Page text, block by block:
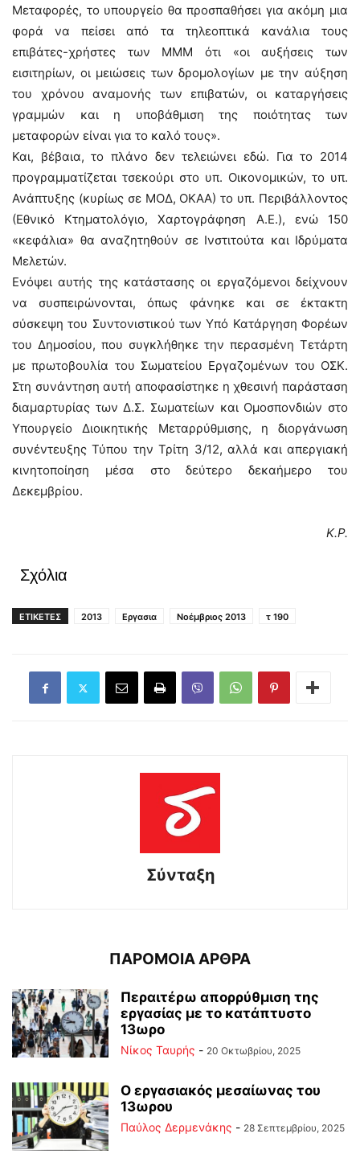
Μεταφορές, το υπουργείο θα προσπαθήσει για ακόμη μια
φορά να πείσει από τα τηλεοπτικά κανάλια τους
επιβάτες-χρήστες των ΜΜΜ ότι «οι αυξήσεις των
εισιτηρίων, οι μειώσεις των δρομολογίων με την αύξηση
του χρόνου αναμονής των επιβατών, οι καταργήσεις
γραμμών και η υποβάθμιση της ποιότητας των
μεταφορών είναι για το καλό τους».
Και, βέβαια, το πλάνο δεν τελειώνει εδώ. Για το 2014
προγραμματίζεται τσεκούρι στο υπ. Οικονομικών, το υπ.
Ανάπτυξης (κυρίως σε ΜΟΔ, ΟΚΑΑ) το υπ. Περιβάλλοντος
(Εθνικό Κτηματολόγιο, Χαρτογράφηση Α.Ε.), ενώ 150
«κεφάλια» θα αναζητηθούν σε Ινστιτούτα και Ιδρύματα
Μελετών.
Ενόψει αυτής της κατάστασης οι εργαζόμενοι δείχνουν
να συσπειρώνονται, όπως φάνηκε και σε έκτακτη
σύσκεψη του Συντονιστικού των Υπό Κατάργηση Φορέων
του Δημοσίου, που συγκλήθηκε την περασμένη Τετάρτη
με πρωτοβουλία του Σωματείου Εργαζομένων του ΟΣΚ.
Στη συνάντηση αυτή αποφασίστηκε η χθεσινή παράσταση
διαμαρτυρίας των Δ.Σ. Σωματείων και Ομοσπονδιών στο
Υπουργείο Διοικητικής Μεταρρύθμισης, η διοργάνωση
συνέντευξης Τύπου την Τρίτη 3/12, αλλά και απεργιακή
κινητοποίηση μέσα στο δεύτερο δεκαήμερο του
Δεκεμβρίου.
Κ.Ρ.
Σχόλια
ΕΤΙΚΕΤΕΣ 2013 Εργασια Νοέμβριος 2013 τ 190
Σύνταξη
ΠΑΡΟΜΟΙΑ ΑΡΘΡΑ
Περαιτέρω απορρύθμιση της
εργασίας με το κατάπτυστο
13ωρο
Νίκος Ταυρής - 20 Οκτωβρίου, 2025
Ο εργασιακός μεσαίωνας του
13ωρου
Παύλος Δερμενάκης - 28 Σεπτεμβρίου, 2025